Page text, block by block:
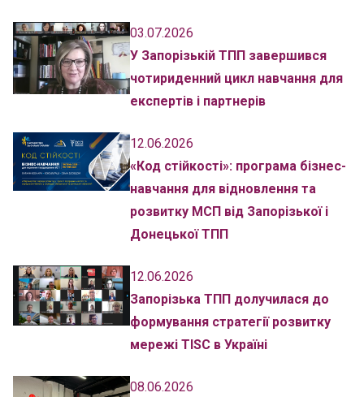
03.07.2026
У Запорізькій ТПП завершився
чотириденний цикл навчання для
експертів і партнерів
12.06.2026
«Код стійкості»: програма бізнес-
навчання для відновлення та
розвитку МСП від Запорізької і
Донецької ТПП
12.06.2026
Запорізька ТПП долучилася до
формування стратегії розвитку
мережі TISC в Україні
08.06.2026